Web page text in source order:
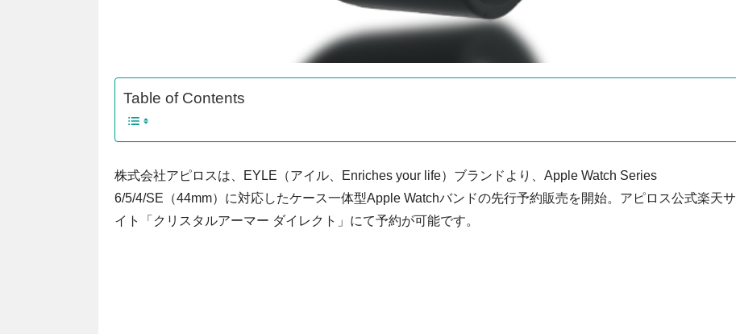
Table of Contents
株式会社アピロスは、EYLE（アイル、Enriches your life）ブランドより、Apple Watch Series
6/5/4/SE（44mm）に対応したケース一体型Apple Watchバンドの先行予約販売を開始。アピロス公式楽天サ
イト「クリスタルアーマー ダイレクト」にて予約が可能です。